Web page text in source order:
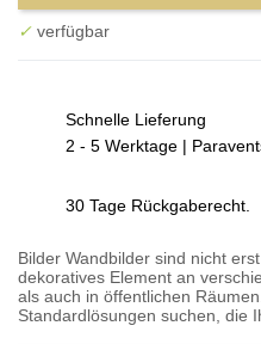
✓ verfügbar
Schnelle Lieferung
2 - 5 Werktage |
30 Tage Rückgaberecht.
Bilder Wandbilder sind nicht
dekoratives Element an
als auch in öffentlichen
Standardlösungen suchen, die